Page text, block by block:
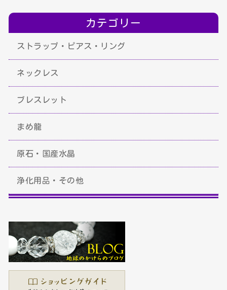
カテゴリー
ストラップ・ピアス・リング
ネックレス
ブレスレット
まめ龍
原石・国産水晶
浄化用品・その他